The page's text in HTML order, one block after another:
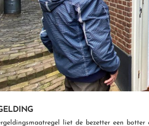
liet de bezetter een